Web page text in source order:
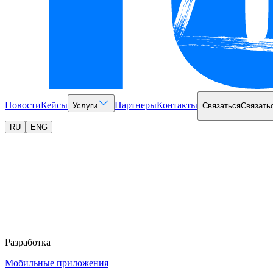
НовостиКейсы Услуги ПартнерыКонтакты Связаться
RU ENG
Разработка
Мобильные приложения